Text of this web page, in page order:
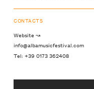
CONTACTS
Website ↝
info@albamusicfestival.com
Tel: +39 0173 362408